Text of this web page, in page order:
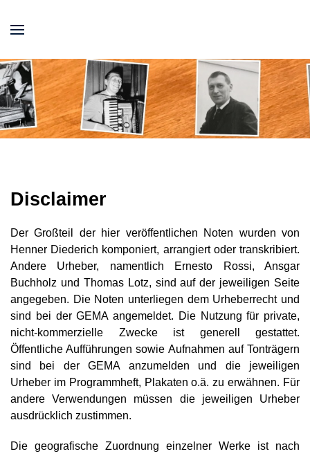
Disclaimer
Der Großteil der hier veröffentlichen Noten wurden von
Henner Diederich komponiert, arrangiert oder transkribiert.
Andere Urheber, namentlich Ernesto Rossi, Ansgar
Buchholz und Thomas Lotz, sind auf der jeweiligen Seite
angegeben. Die Noten unterliegen dem Urheberrecht und
sind bei der GEMA angemeldet. Die Nutzung für private,
nicht-kommerzielle Zwecke ist generell gestattet.
Öffentliche Aufführungen sowie Aufnahmen auf Tonträgern
sind bei der GEMA anzumelden und die jeweiligen
Urheber im Programmheft, Plakaten o.ä. zu erwähnen. Für
andere Verwendungen müssen die jeweiligen Urheber
ausdrücklich zustimmen.
Die geografische Zuordnung einzelner Werke ist nach